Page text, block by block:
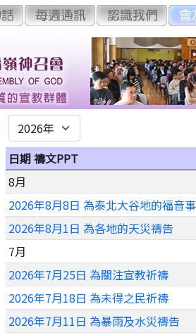
日期 禱文PPT
8月
2026年8月8日 為泰北大谷地的福音
2026年8月1日 為各地的天災禱告
7月
2026年7月25日 為關注宣教祈禱
2026年7月18日 為未得之民祈禱
2026年7月11日 為暴雨及水災禱告